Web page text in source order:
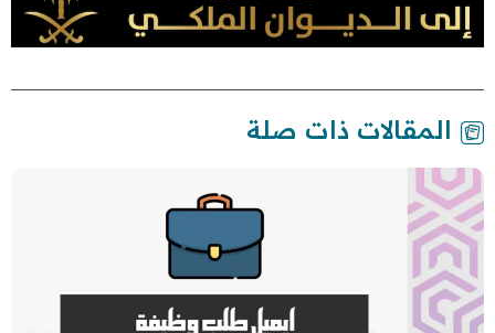
المقالات ذات صلة